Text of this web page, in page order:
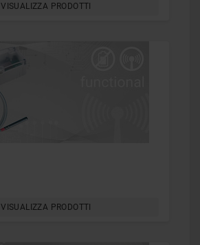
VISUALIZZA PRODOTTI
VISUALIZZA PRODOTTI